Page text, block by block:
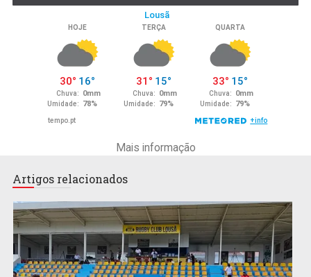
Mais informação
Artigos relacionados